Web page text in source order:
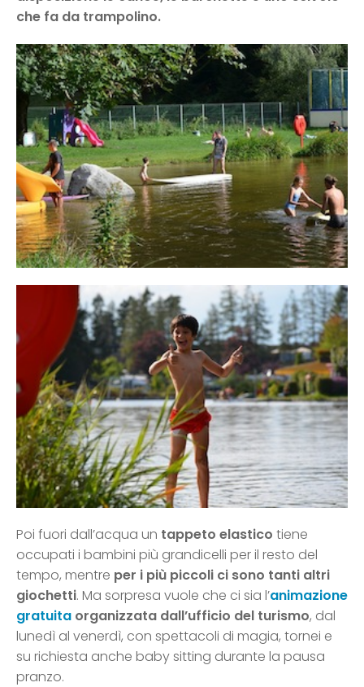
che fa da trampolino.
Poi fuori dall’acqua un tappeto elastico tiene
occupati i bambini più grandicelli per il resto del
tempo, mentre per i più piccoli ci sono tanti altri
giochetti. Ma sorpresa vuole che ci sia l’animazione
gratuita organizzata dall’ufficio del turismo, dal
lunedì al venerdì, con spettacoli di magia, tornei e
su richiesta anche baby sitting durante la pausa
pranzo.